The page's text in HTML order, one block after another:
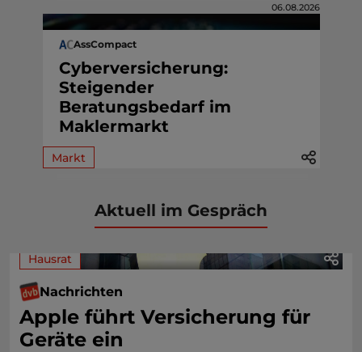
06.08.2026
AssCompact
Cyberversicherung:
Steigender
Beratungsbedarf im
Maklermarkt
Markt
Aktuell im Gespräch
Hausrat
Nachrichten
Apple führt Versicherung für
Geräte ein